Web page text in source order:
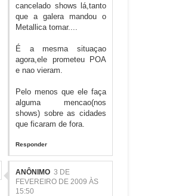
cancelado shows lá,tanto
que a galera mandou o
Metallica tomar....
É a mesma situaçao
agora,ele prometeu POA
e nao vieram.
Pelo menos que ele faça
alguma mencao(nos
shows) sobre as cidades
que ficaram de fora.
Responder
ANÔNIMO 3 DE
FEVEREIRO DE 2009 ÀS
15:50